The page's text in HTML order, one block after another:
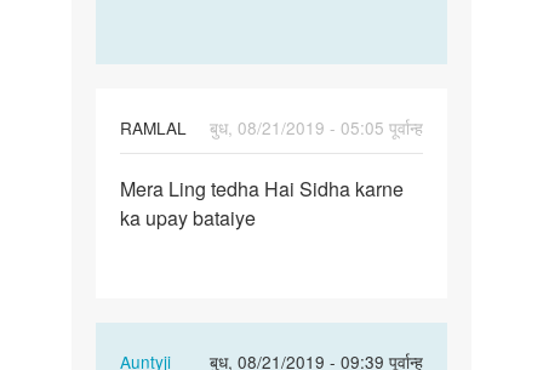
RAMLAL
बुध, 08/21/2019 - 05:05 पूर्वान्ह
Mera
Ling
Mera Ling tedha Hai Sidha karne
ka upay bataiye
Auntyji बुध, 08/21/2019 - 09:39 पूर्वान्ह
In